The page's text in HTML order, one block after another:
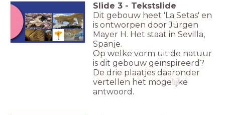
La Setas, door Jürgen Mayer H, Sevilla
Slide 3 - Tekstslide
Dit gebouw heet 'La Setas' en
is ontworpen door Jürgen
Mayer H. Het staat in Sevilla,
Spanje.
Op welke vorm uit de natuur
is dit gebouw geïnspireerd?
De drie plaatjes daaronder
vertellen het mogelijke
antwoord.